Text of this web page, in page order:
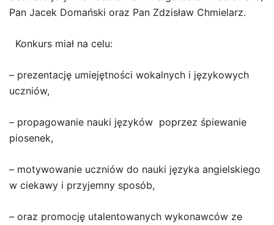
Pan Jacek Domański oraz Pan Zdzisław Chmielarz.
Konkurs miał na celu:
– prezentację umiejętności wokalnych i językowych
uczniów,
– propagowanie nauki języków poprzez śpiewanie
piosenek,
– motywowanie uczniów do nauki języka angielskiego
w ciekawy i przyjemny sposób,
– oraz promocję utalentowanych wykonawców ze